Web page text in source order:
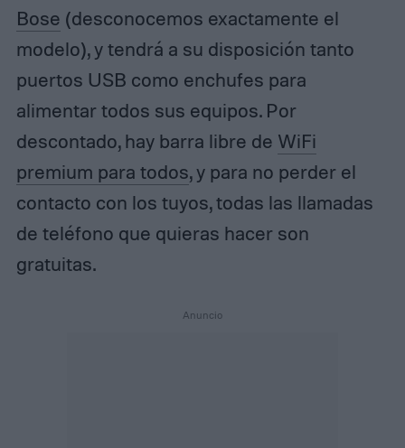
Bose (desconocemos exactamente el
modelo), y tendrá a su disposición tanto
puertos USB como enchufes para
alimentar todos sus equipos. Por
descontado, hay barra libre de WiFi
premium para todos, y para no perder el
contacto con los tuyos, todas las llamadas
de teléfono que quieras hacer son
gratuitas.